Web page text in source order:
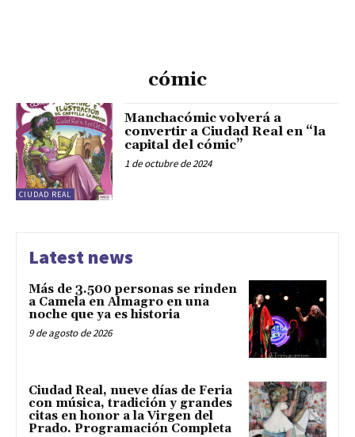
cómic
CIUDAD REAL
Manchacómic volverá a
convertir a Ciudad Real en “la
capital del cómic”
1 de octubre de 2024
Latest news
Más de 3.500 personas se rinden
a Camela en Almagro en una
noche que ya es historia
9 de agosto de 2026
Ciudad Real, nueve días de Feria
con música, tradición y grandes
citas en honor a la Virgen del
Prado. Programación Completa